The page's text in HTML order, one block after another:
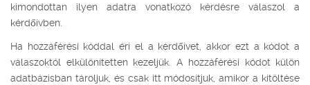
kimondottan ilyen adatra vonatkozó kérdésre válaszol a
kérdőívben.
Ha hozzáférési kóddal éri el a kérdőívet, akkor ezt a kódot a
válaszoktól elkülönítetten kezeljük. A hozzáférési kódot külön
adatbázisban tároljuk, és csak itt módosítjuk, amikor a kitöltése